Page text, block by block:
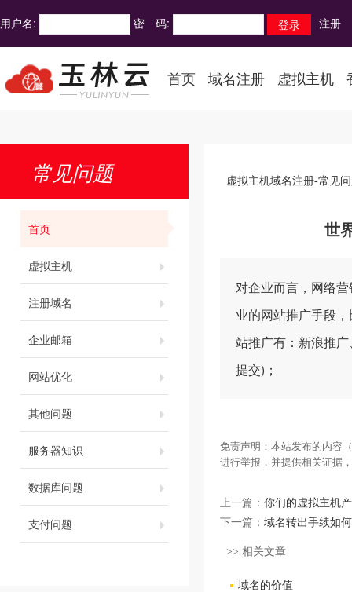
用户名: 密 码: 注册
首页 域名注册 虚拟主机
常见问题
首页
虚拟主机
注册域名
企业邮箱
网站优化
其他问题
服务器知识
数据库问题
支付问题
虚拟主机域名注册-常见
世
对企业而言，网络
业的网站推广手段
站推广有：新浪推
提交)；
免责声明：本站发布的内容
进行举报，并提供相关证据
上一篇： 你们的虚拟主机
下一篇： 域名转出手续如
>> 相关文章
域名的价值